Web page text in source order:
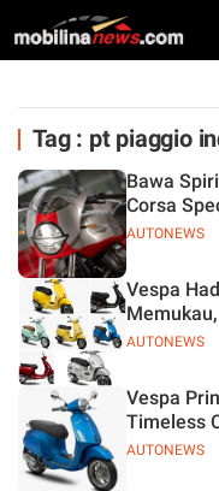
Tag : pt piaggio
AUTONEWS
Bawa
Corsa
AUTONEWS
Vespa
AUTONEWS
Vespa
Timeless